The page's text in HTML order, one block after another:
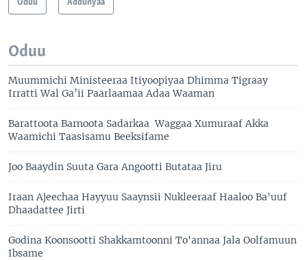
Oduu Addunyaa
Oduu
Muummichi Ministeeraa Itiyoopiyaa Dhimma Tigraay
Irratti Wal Ga’ii Paarlaamaa Adaa Waaman
Barattoota Barnoota Sadarkaa Waggaa Xumuraaf Akka
Waamichi Taasisamu Beeksifame
Joo Baaydin Suuta Gara Angootti Butataa Jiru
Iraan Ajeechaa Hayyuu Saaynsii Nukleeraaf Haaloo Ba'uuf
Dhaadattee Jirti
Godina Koonsootti Shakkamtoonni To'annaa Jala Oolfamuun
Ibsame